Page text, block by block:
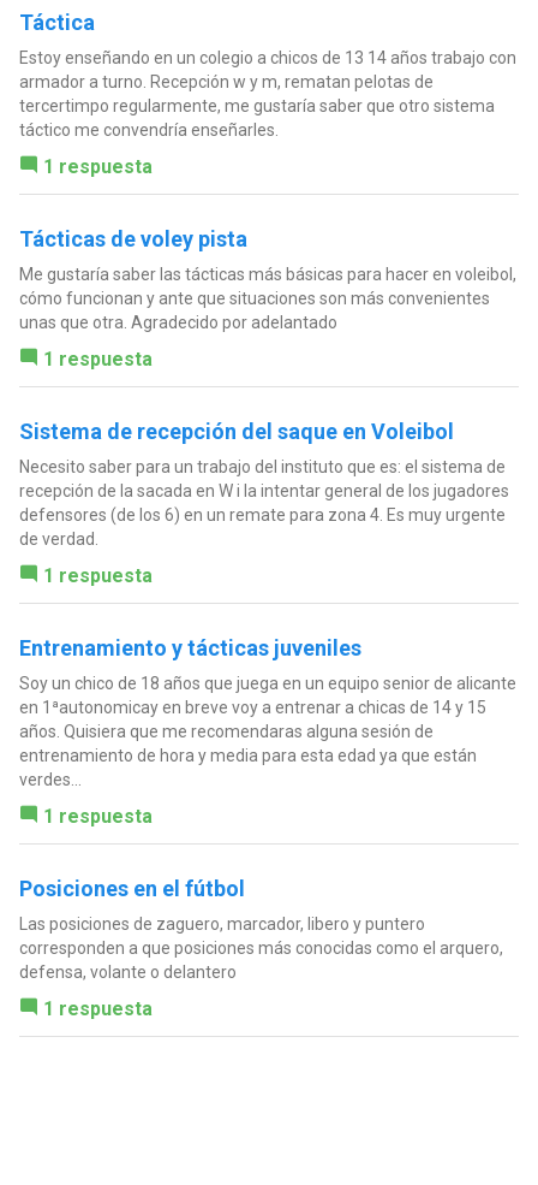
Táctica
Estoy enseñando en un colegio a chicos de 13 14 años trabajo con
armador a turno. Recepción w y m, rematan pelotas de
tercertimpo regularmente, me gustaría saber que otro sistema
táctico me convendría enseñarles.
1 respuesta
Tácticas de voley pista
Me gustaría saber las tácticas más básicas para hacer en voleibol,
cómo funcionan y ante que situaciones son más convenientes
unas que otra. Agradecido por adelantado
1 respuesta
Sistema de recepción del saque en Voleibol
Necesito saber para un trabajo del instituto que es: el sistema de
recepción de la sacada en W i la intentar general de los jugadores
defensores (de los 6) en un remate para zona 4. Es muy urgente
de verdad.
1 respuesta
Entrenamiento y tácticas juveniles
Soy un chico de 18 años que juega en un equipo senior de alicante
en 1ªautonomicay en breve voy a entrenar a chicas de 14 y 15
años. Quisiera que me recomendaras alguna sesión de
entrenamiento de hora y media para esta edad ya que están
verdes...
1 respuesta
Posiciones en el fútbol
Las posiciones de zaguero, marcador, libero y puntero
corresponden a que posiciones más conocidas como el arquero,
defensa, volante o delantero
1 respuesta